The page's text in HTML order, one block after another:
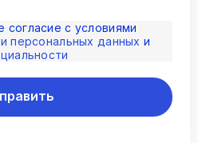
с условиями
персональных данных и